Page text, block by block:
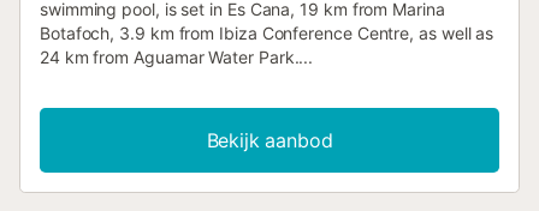
swimming pool, is set in Es Cana, 19 km from Marina
Botafoch, 3.9 km from Ibiza Conference Centre, as well as
24 km from Aguamar Water Park....
Bekijk aanbod